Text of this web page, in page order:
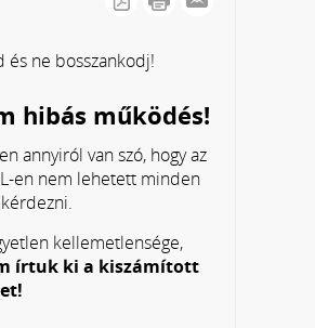
és ne bosszankodj!
hibás működés!
annyiról van szó, hogy az
en nem lehetett minden
kellemetlensége,
írtuk ki a kiszámított